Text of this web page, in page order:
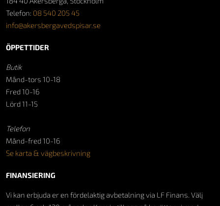
Telefon: 08 540 205 45
info@akersbergavedspisar.se
ÖPPETTIDER
Butik
Månd-tors 10-18
Fred 10-16
Lörd 11-15
Telefon
Månd-fred 10-16
Se karta & vägbeskrivning
FINANSIERING
Vi kan erbjuda er en fördelaktig avbetalning via LF Finans. Välj